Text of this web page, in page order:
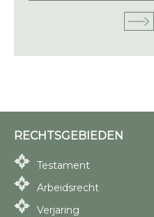
RECHTSGEBIEDEN
Testament
Arbeidsrecht
Verjaring